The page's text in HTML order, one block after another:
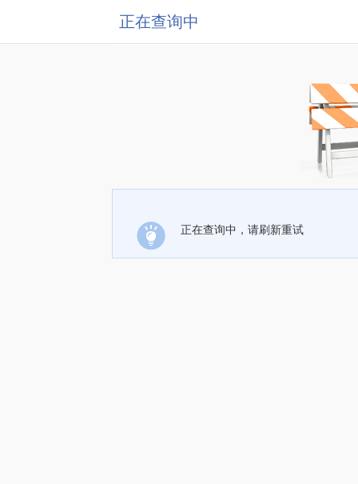
正在查询中
正在查询中，请刷新重试